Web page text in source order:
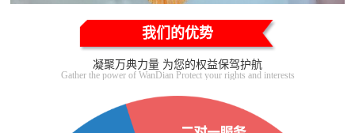
我们的优势
凝聚万典力量 为您的权益保驾护航
Gather the power of WanDian Protect your rights and interests